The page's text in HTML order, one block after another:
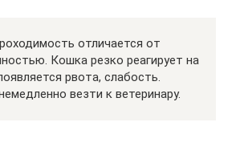
отличается от
Кошка резко реагирует на
рвота, слабость.
везти к ветеринару.